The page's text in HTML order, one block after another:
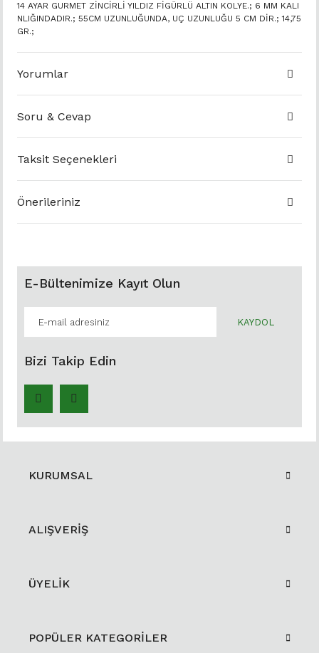
14 AYAR GURMET ZİNCİRLİ YILDIZ FİGÜRLÜ ALTIN KOLYE.; 6 MM KALI
NLIĞINDADIR.; 55CM UZUNLUĞUNDA, UÇ UZUNLUĞU 5 CM DİR.; 14,75
GR.;
Yorumlar
Soru & Cevap
Taksit Seçenekleri
Önerileriniz
E-Bültenimize Kayıt Olun
KAYDOL
Bizi Takip Edin
KURUMSAL
ALIŞVERİŞ
ÜYELİK
POPÜLER KATEGORİLER